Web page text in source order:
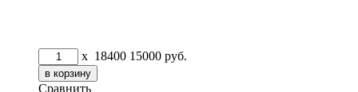
x 18400 15000 руб.
Сравнить